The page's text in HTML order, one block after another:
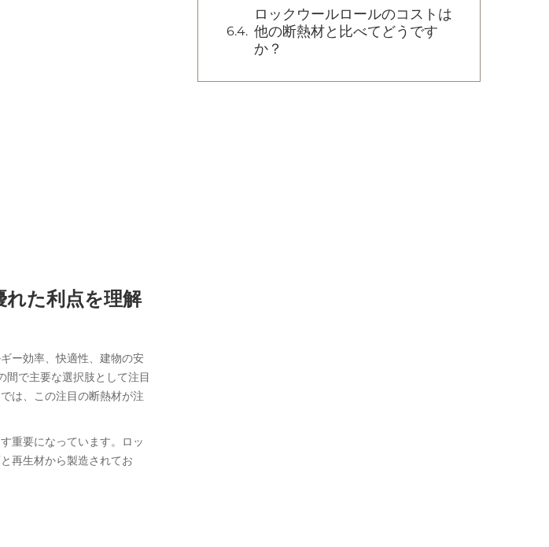
た利点を理解
ー効率、快適性、建物の安
間で主要な選択肢として注目
は、この注目の断熱材が注
重要になっています。ロッ
再生材から製造されてお
ロックウールロールのコストは
他の断熱材と比べてどうです
か？